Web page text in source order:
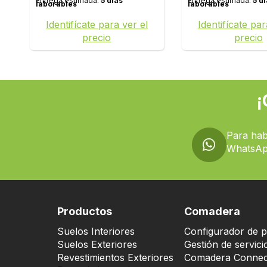
laborables
Identifícate para ver el
precio
laborables
Identifícate
precio
Para
Productos
Suelos Interiores
Suelos Exteriores
Revestimientos Exteriores
Comadera
Configurador de
Gestión de
Comadera